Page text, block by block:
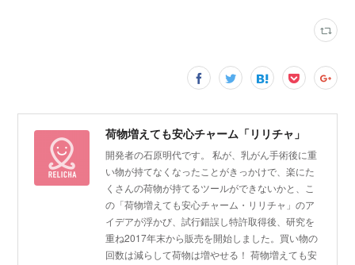
荷物増えても安心チャーム「リリチャ」
開発者の石原明代です。 私が、乳がん手術後に重
い物が持てなくなったことがきっかけで、楽にた
くさんの荷物が持てるツールができないかと、こ
の「荷物増えても安心チャーム・リリチャ」のア
イデアが浮かび、試行錯誤し特許取得後、研究を
重ね2017年末から販売を開始しました。買い物の
回数は減らして荷物は増やせる！ 荷物増えても安